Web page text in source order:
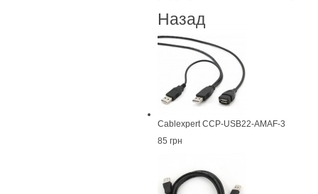
Назад
Cablexpert CCP-USB22-AMAF-3
85 грн